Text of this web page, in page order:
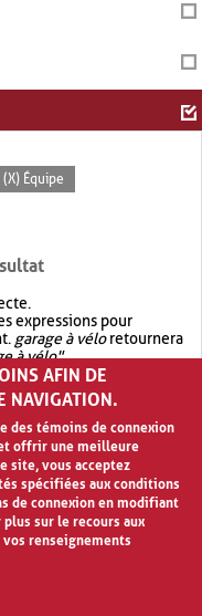
(X) Équipe
expressions pour
garage à véloretournera
à vélo".
avec OR.garage OR vélo
quegarage à vélo
AFIN DE
NAVIGATION.
des témoins de connexion
offrir une meilleure
site, vous acceptez
spécifiées aux conditions
de connexion en modifiant
sur le recours aux
renseignements